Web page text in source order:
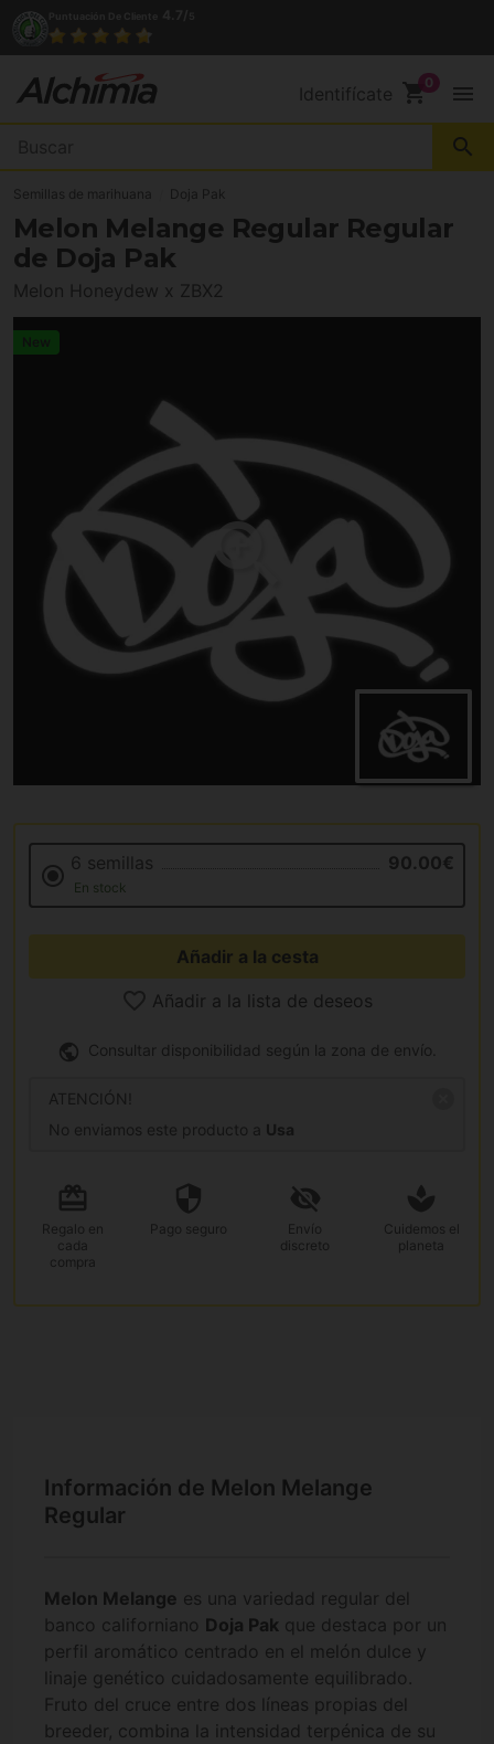
Identifícate shopping_cart menu
search
Semillas de marihuana Doja Pak
Melon Melange Regular Regular
de Doja Pak
Melon Honeydew x ZBX2
New
6 semillas 90.00€
En stock
Añadir a la cesta
Añadir a la lista de deseos
Consultar disponibilidad según la zona de envío.
ATENCIÓN!
No enviamos este producto a Usa
Regalo en
cada
compra
Pago seguro
Envío
discreto
Cuidemos el
planeta
Información de Melon Melange
Regular
Melon Melange es una variedad regular del
banco californiano Doja Pak que destaca por un
perfil aromático centrado en el melón dulce y
linaje genético cuidadosamente equilibrado.
Fruto del cruce entre dos líneas propias del
breeder, combina la intensidad terpénica de su